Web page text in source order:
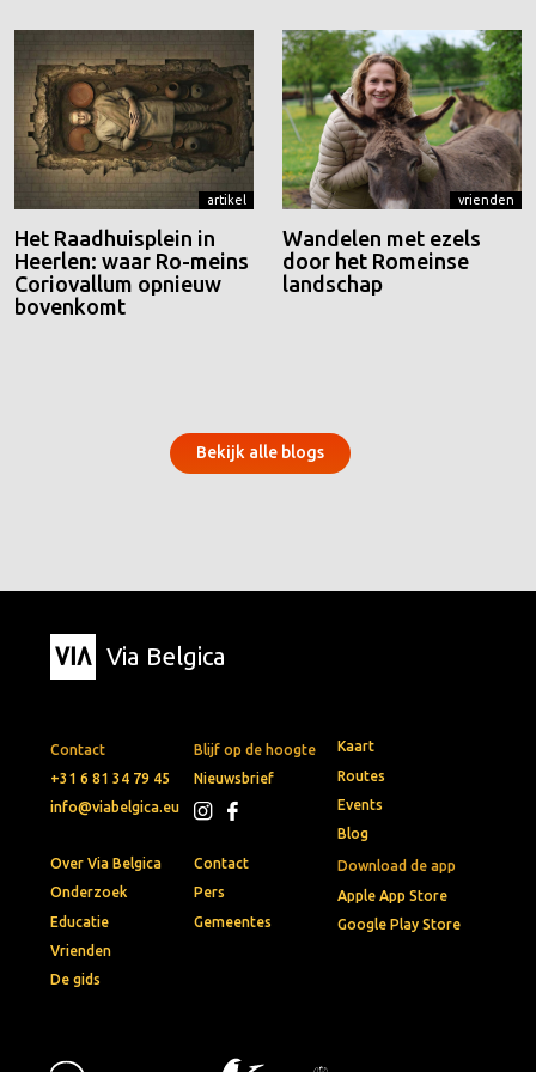
artikel
Het Raadhuisplein in
Heerlen: waar Ro-meins
Coriovallum opnieuw
bovenkomt
vrienden
Wandelen met ezels
door het Romeinse
landschap
Bekijk alle blogs
Via Belgica
Contact
+31 6 81 34 79 45
info@viabelgica.eu
Blijf op de hoogte
Nieuwsbrief
Download de app
Apple App Store
Google Play Store
Kaart
Routes
Events
Blog
Over Via Belgica
Onderzoek
Educatie
Vrienden
De gids
Contact
Pers
Gemeentes